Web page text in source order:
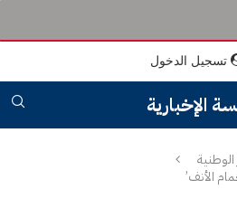
تسجيل الدخول
الإخبارية
الوطنية
الأنف’